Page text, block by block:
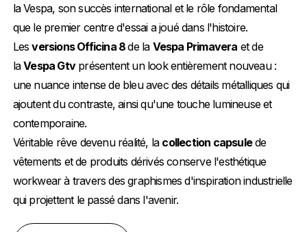
la Vespa, son succès international et le rôle fondamental
que le premier centre d'essai a joué dans l'histoire.
Lesversions Officina 8de la Vespa Primavera et de
laVespa Gtvprésentent un look entièrement nouveau :
une nuance intense de bleu avec des détails métalliques qui
ajoutent du contraste, ainsi qu'une touche lumineuse et
contemporaine.
Véritable rêve devenu réalité, la collection capsulede
vêtements et de produits dérivés conserve l'esthétique
workwear à travers des graphismes d'inspiration industrielle
qui projettent le passé dans l'avenir.